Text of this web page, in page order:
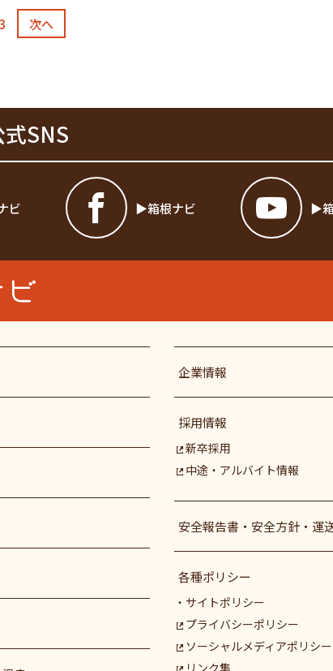
3 次へ
SNS
ビ 箱根ナビ
企業情報
採用情報
新卒採用
中途・アルバイト情報
安全報告書・安全方針・運
各種ポリシー
サイトポリシー
プライバシーポリシー
ソーシャルメディアポリシー
リンク集